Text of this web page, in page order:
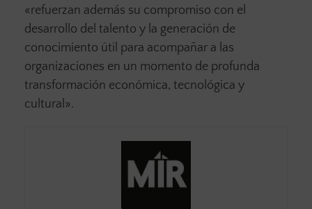
«refuerzan además su compromiso con el
desarrollo del talento y la generación de
conocimiento útil para acompañar a las
organizaciones en un momento de profunda
transformación económica, tecnológica y
cultural».